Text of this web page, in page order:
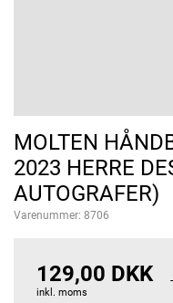
MOLTEN
2023 HERRE
AUTOGRAFER)
Varenummer: 8706
129,00 DKK
inkl. moms
-